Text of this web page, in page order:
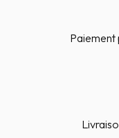
Paiement